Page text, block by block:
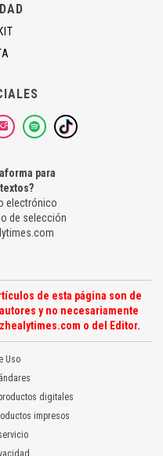
para
electrónico
de selección
de esta página son de
y no necesariamente
o del Editor.
Uso
digitales
impresos